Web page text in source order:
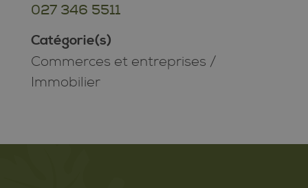
027 346 5511
Catégorie(s)
Commerces et entreprises /
Immobilier